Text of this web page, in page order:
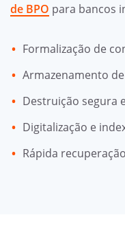
de BPO para bancos
Formalização de
Armazenamento
Destruição segura
Digitalização e
Rápida